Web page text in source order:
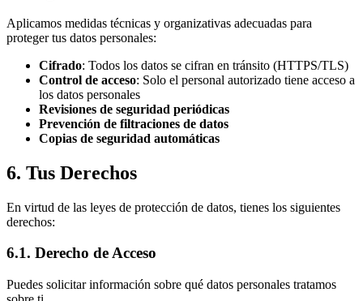
Aplicamos medidas técnicas y organizativas adecuadas para
proteger tus datos personales:
Cifrado: Todos los datos se cifran en tránsito (HTTPS/TLS)
Control de acceso: Solo el personal autorizado tiene acceso a
los datos personales
Revisiones de seguridad periódicas
Prevención de filtraciones de datos
Copias de seguridad automáticas
6. Tus Derechos
En virtud de las leyes de protección de datos, tienes los siguientes
derechos:
6.1. Derecho de Acceso
Puedes solicitar información sobre qué datos personales tratamos